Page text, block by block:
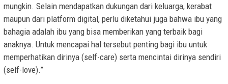
mungkin. Selain mendapatkan dukungan dari keluarga, kerabat
maupun dari platform digital, perlu diketahui juga bahwa ibu yang
bahagia adalah ibu yang bisa memberikan yang terbaik bagi
anaknya. Untuk mencapai hal tersebut penting bagi ibu untuk
memperhatikan dirinya (self-care) serta mencintai dirinya sendiri
(self-love).”